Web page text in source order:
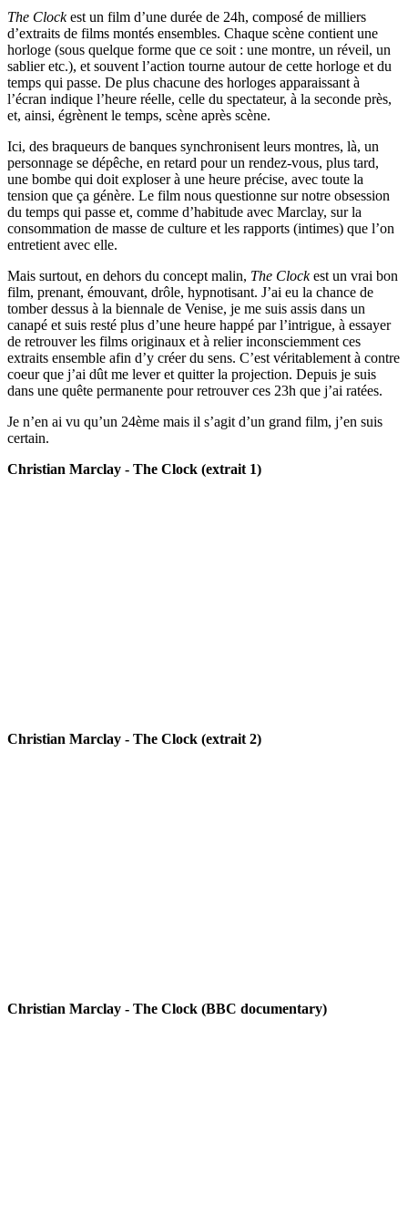
The Clockest un film d’une durée de 24h, composé de milliers
d’extraits de films montés ensembles. Chaque scène contient une
horloge (sous quelque forme que ce soit : une montre, un réveil, un
sablier etc.), et souvent l’action tourne autour de cette horloge et du
temps qui passe. De plus chacune des horloges apparaissant à
l’écran indique l’heure réelle, celle du spectateur, à la seconde près,
et, ainsi, égrènent le temps, scène après scène.
Ici, des braqueurs de banques synchronisent leurs montres, là, un
personnage se dépêche, en retard pour un rendez-vous, plus tard,
une bombe qui doit exploser à une heure précise, avec toute la
tension que ça génère. Le film nous questionne sur notre obsession
du temps qui passe et, comme d’habitude avec Marclay, sur la
consommation de masse de culture et les rapports (intimes) que l’on
entretient avec elle.
Mais surtout, en dehors du concept malin, The Clockest un vrai bon
film, prenant, émouvant, drôle, hypnotisant. J’ai eu la chance de
tomber dessus à la biennale de Venise, je me suis assis dans un
canapé et suis resté plus d’une heure happé par l’intrigue, à essayer
de retrouver les films originaux et à relier inconsciemment ces
extraits ensemble afin d’y créer du sens. C’est véritablement à contre
coeur que j’ai dût me lever et quitter la projection. Depuis je suis
dans une quête permanente pour retrouver ces 23h que j’ai ratées.
Je n’en ai vu qu’un 24ème mais il s’agit d’un grand film, j’en suis
certain.
Christian Marclay - The Clock (extrait 1)
Christian Marclay - The Clock (extrait 2)
Christian Marclay - The Clock (BBC documentary)